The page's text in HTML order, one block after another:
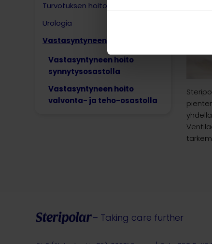
Turvotuksen hoito
Urologia
Vastasyntyneen hoito
Vastasyntyneen hoito
synnytysosastolla
Vastasyntyneen hoito
valvonta- ja teho-osastolla
– Taking care further